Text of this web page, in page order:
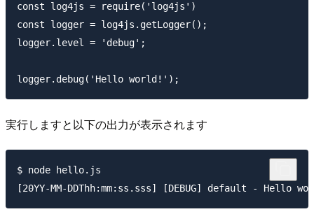
const log4js = require('log4js')
const logger = log4js.getLogger();
logger.level = 'debug';
実行しますと以下の出力が表示されます
$ node hello.js